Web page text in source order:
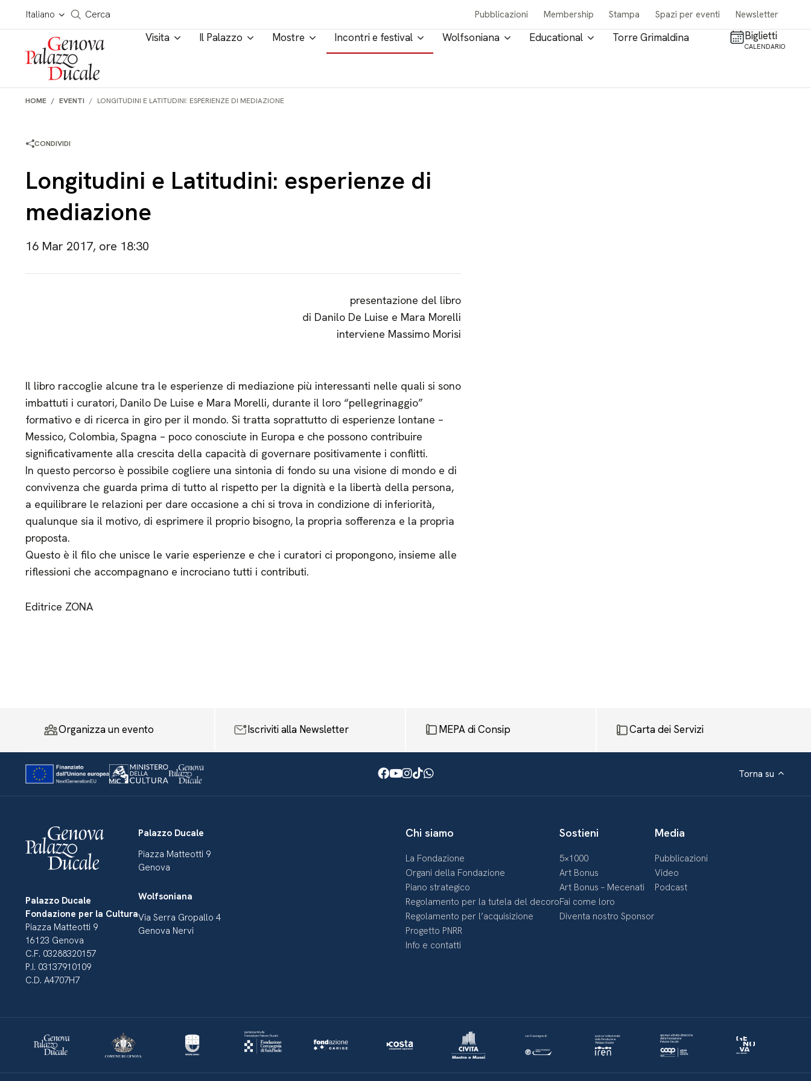
Salta al contenuto
Italiano
Cerca in tutto il sito
Cerca Pubblicazioni Membership Stampa Spazi per eventi Newsletter
Visita Il Palazzo Mostre Incontri e festival Wolfsoniana Educational Torre Grimaldina Biglietti
CALENDARIO
HOME EVENTI LONGITUDINI E LATITUDINI: ESPERIENZE DI MEDIAZIONE
CONDIVIDI
Longitudini e Latitudini: esperienze di
mediazione
16 Mar 2017, ore 18:30
presentazione del libro
di Danilo De Luise e Mara Morelli
interviene Massimo Morisi
Il libro raccoglie alcune tra le esperienze di mediazione più interessanti nelle quali si sono
imbattuti i curatori, Danilo De Luise e Mara Morelli, durante il loro “pellegrinaggio”
formativo e di ricerca in giro per il mondo. Si tratta soprattutto di esperienze lontane –
Messico, Colombia, Spagna – poco conosciute in Europa e che possono contribuire
significativamente alla crescita della capacità di governare positivamente i conflitti.
In questo percorso è possibile cogliere una sintonia di fondo su una visione di mondo e di
convivenza che guarda prima di tutto al rispetto per la dignità e la libertà della persona,
a equilibrare le relazioni per dare occasione a chi si trova in condizione di inferiorità,
qualunque sia il motivo, di esprimere il proprio bisogno, la propria sofferenza e la propria
proposta.
Questo è il filo che unisce le varie esperienze e che i curatori ci propongono, insieme alle
riflessioni che accompagnano e incrociano tutti i contributi.
Editrice ZONA
Organizza un evento Iscriviti alla Newsletter MEPA di Consip Carta dei Servizi
Facebook
Youtube
Instagram
TikTok
WhatsApp Torna su
Palazzo Ducale
Fondazione per la Cultura
Piazza Matteotti 9
16123 Genova
C.F. 03288320157
P.I. 03137910109
C.D. A4707H7
Palazzo Ducale
Piazza Matteotti 9
Genova
Wolfsoniana
Via Serra Gropallo 4
Genova Nervi
Chi siamo
La Fondazione
Organi della Fondazione
Piano strategico
Regolamento per la tutela del decoro
Regolamento per l’acquisizione
Progetto PNRR
Info e contatti
Sostieni
5×1000
Art Bonus
Art Bonus – Mecenati
Fai come loro
Diventa nostro Sponsor
Media
Pubblicazioni
Video
Podcast